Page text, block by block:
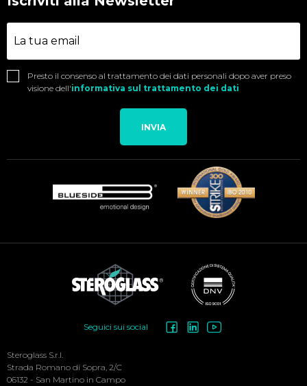
Presto il consenso al trattamento dei dati personali dopo aver preso
visione dell'informativa sul trattamento dei dati
INVIA
Menu
Seguici sui social
Steroglass S.r.l.
Strada Romano di Sopra, 2/C
06132 - San Martino in Campo